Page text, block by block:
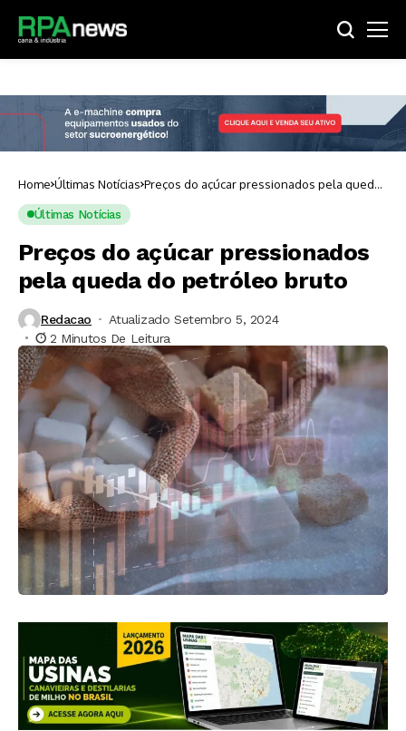
Home Últimas Notícias Preços do açúcar pressionados pela queda
do petróleo bruto
Últimas Notícias
Preços do açúcar pressionados
pela queda do petróleo bruto
Redacao
Atualizado Setembro 5, 2024
2 Minutos De Leitura